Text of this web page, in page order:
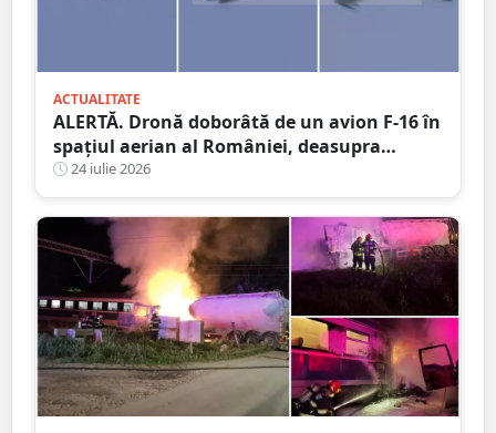
ACTUALITATE
ALERTĂ. Dronă doborâtă de un avion F-16 în
spațiul aerian al României, deasupra
județului Buzău
24 iulie 2026